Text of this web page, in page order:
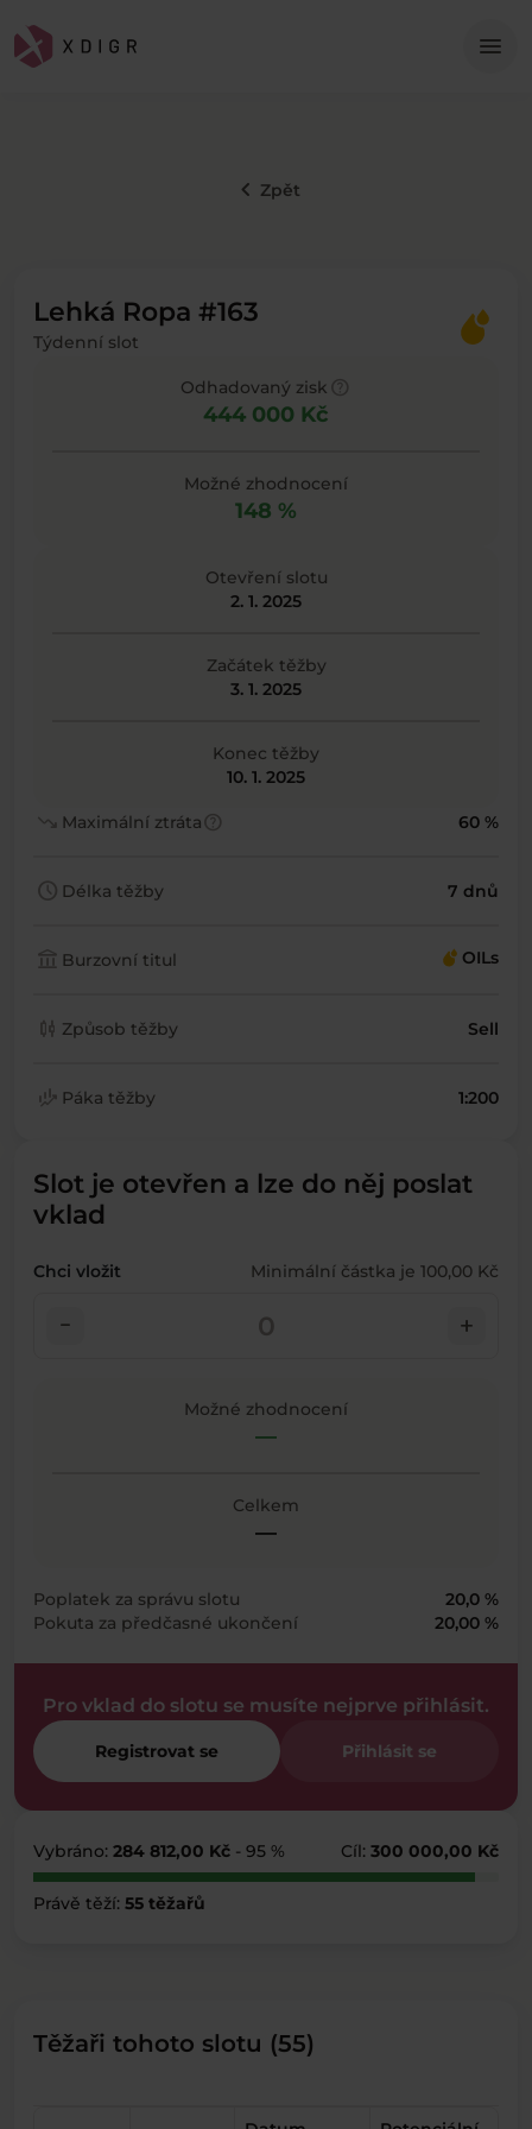
menu
keyboard_arrow_left Zpět
Lehká Ropa #163
Týdenní slot
Odhadovaný zisk
444 000 Kč
Možné zhodnocení
148 %
Otevření slotu
2. 1. 2025
Začátek těžby
3. 1. 2025
Konec těžby
10. 1. 2025
trending_down Maximální ztrátahelp 60 %
schedule Délka těžby 7 dnů
account_balance Burzovní titul OILs
candlestick_chart Způsob těžby Sell
finance_mode Páka těžby 1:200
Slot je otevřen a lze do něj poslat
vklad
Chci vložit Minimální částka je 100,00 Kč
check_indeterminate_small add
Možné zhodnocení
—
Celkem
—
Poplatek za správu slotu
20,0 %
Pokuta za předčasné ukončení
20,00 %
Pro vklad do slotu se musíte nejprve přihlásit.
Registrovat se Přihlásit se
Vybráno: 284 812,00 Kč - 95 % Cíl: 300 000,00 Kč
Právě těží: 55 těžařů
Těžaři tohoto slotu (55)